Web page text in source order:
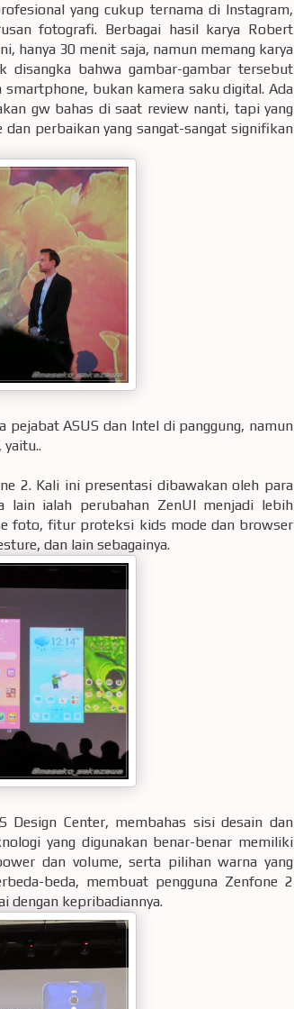
yang cukup ternama di Instagram,
fotografi. Berbagai hasil karya Robert
hanya 30 menit saja, namun memang karya
disangka bahwa gambar-gambar tersebut
bukan kamera saku digital. Ada
gw bahas di saat review nanti, tapi yang
perbaikan yang sangat-sangat signifikan
ASUS dan Intel di panggung, namun
yaitu..
2. Kali ini presentasi dibawakan oleh para
lain ialah perubahan ZenUI menjadi lebih
foto, fitur proteksi kids mode dan browser
dan lain sebagainya.
Design Center, membahas sisi desain dan
yang digunakan benar-benar memiliki
dan volume, serta pilihan warna yang
beda, membuat pengguna Zenfone 2
dengan kepribadiannya.